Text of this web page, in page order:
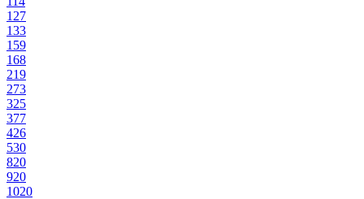
127
133
159
168
219
273
325
377
426
530
820
920
1020